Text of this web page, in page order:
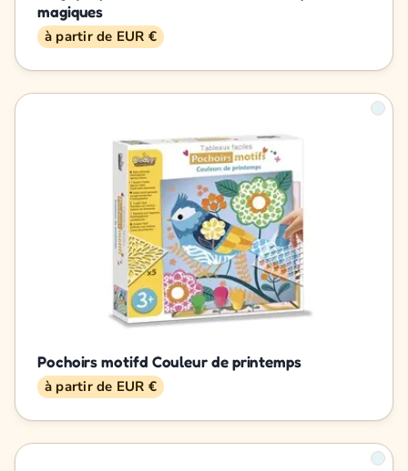
magiques
à partir de EUR €
Pochoirs motifd Couleur de printemps
à partir de EUR €